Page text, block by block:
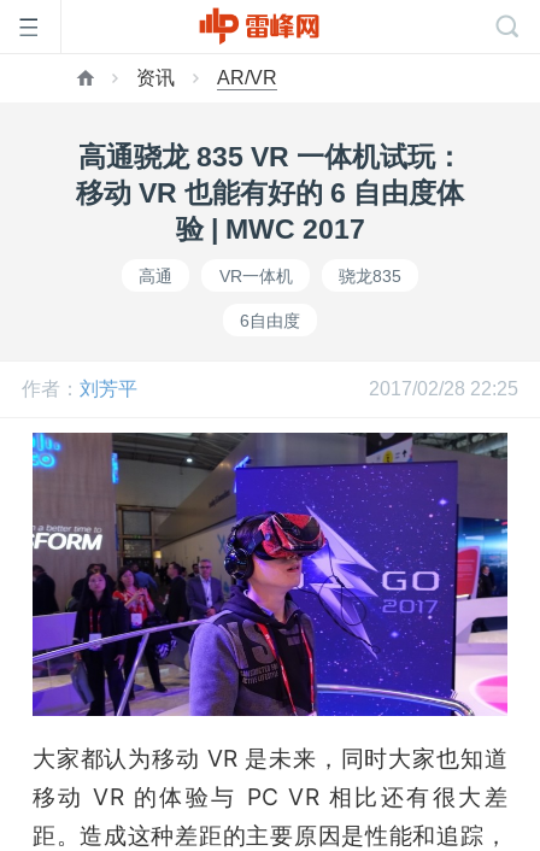
页
网
开
课
活
动
中
资讯 AR/VR
高通骁龙 835 VR 一体机试玩：
移动 VR 也能有好的 6 自由度体
验 | MWC 2017
高通 VR一体机 骁龙835
6自由度
作者： 刘芳平 2017/02/28 22:25
大家都认为移动 VR 是未来，同时大家也知道
移动 VR 的体验与 PC VR 相比还有很大差
距。造成这种差距的主要原因是性能和追踪，